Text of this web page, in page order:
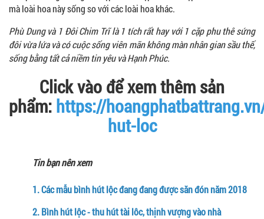
mà loài hoa này sống so với các loài hoa khác.
Phù Dung và 1 Đôi Chim Trĩ là 1 tích rất hay với 1 cặp phu thê sứng
đôi vừa lứa và có cuộc sống viên mãn không màn nhân gian sầu thế,
sống bằng tất cả niềm tin yêu và Hạnh Phúc.
Click vào để xem thêm sản
phẩm: https://
hut-loc
Tin bạn nên xem
1.Các mẫu bình hút lộc đang đang được săn đón năm 2018
2.Bình hút lộc - thu hút tài lôc, thịnh vượng vào nhà